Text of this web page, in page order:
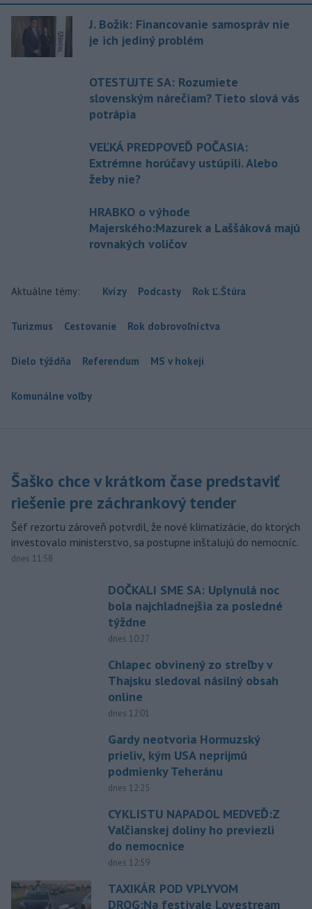
J. Božik: Financovanie samospráv nie
je ich jediný problém
OTESTUJTE SA: Rozumiete
slovenským nárečiam? Tieto slová vás
potrápia
VEĽKÁ PREDPOVEĎ POČASIA:
Extrémne horúčavy ustúpili. Alebo
žeby nie?
HRABKO o výhode
Majerského:Mazurek a Laššáková majú
rovnakých voličov
Aktuálne témy: Kvízy Podcasty Rok Ľ.Štúra
Turizmus Cestovanie Rok dobrovoľníctva
Dielo týždňa Referendum MS v hokeji
Komunálne voľby
Šaško chce v krátkom čase predstaviť
riešenie pre záchrankový tender
Šéf rezortu zároveň potvrdil, že nové klimatizácie, do ktorých
investovalo ministerstvo, sa postupne inštalujú do nemocníc.
dnes 11:58
DOČKALI SME SA: Uplynulá noc
bola najchladnejšia za posledné
týždne
dnes 10:27
Chlapec obvinený zo streľby v
Thajsku sledoval násilný obsah
online
dnes 12:01
Gardy neotvoria Hormuzský
prieliv, kým USA neprijmú
podmienky Teheránu
dnes 12:25
CYKLISTU NAPADOL MEDVEĎ:Z
Valčianskej doliny ho previezli
do nemocnice
dnes 12:59
TAXIKÁR POD VPLYVOM
DROG:Na festivale Lovestream